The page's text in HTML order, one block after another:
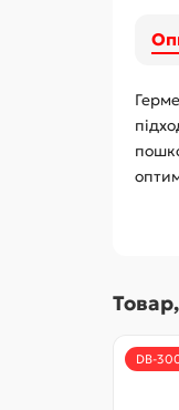
DB-